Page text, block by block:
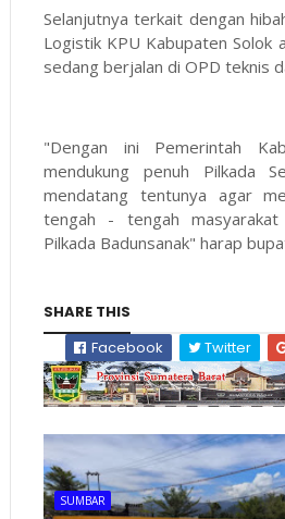
Selanjutnya terkait dengan
Logistik KPU Kabupaten Solok
sedang berjalan di OPD teknis
"Dengan ini Pemerintah
mendukung penuh Pilkada
mendatang tentunya agar
tengah - tengah
Pilkada Badunsanak" harap
SHARE THIS
Facebook
Twitter
SUMBAR